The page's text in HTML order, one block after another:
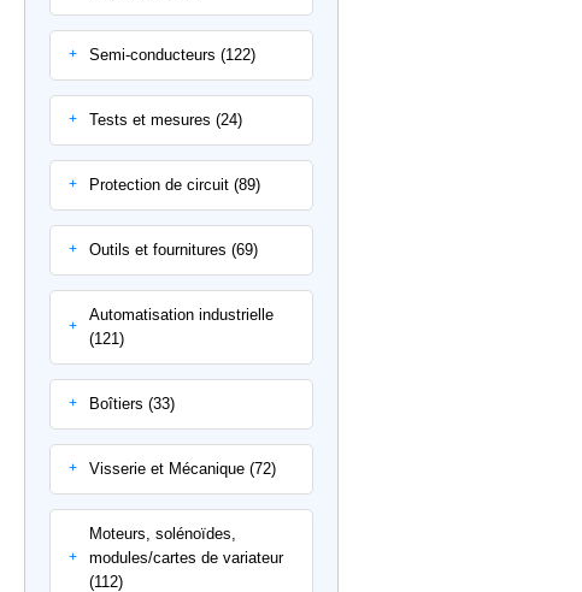
+ Semi-conducteurs (122)
+ Tests et mesures (24)
+ Protection de circuit (89)
+ Outils et fournitures (69)
+
Automatisation industrielle
(121)
+ Boîtiers (33)
+ Visserie et Mécanique (72)
+
Moteurs, solénoïdes,
modules/cartes de variateur
(112)